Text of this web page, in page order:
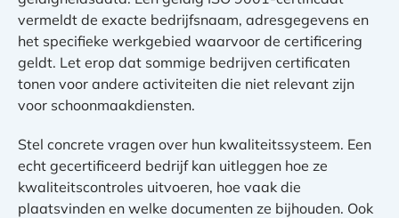
vermeldt de exacte bedrijfsnaam, adresgegevens en
het specifieke werkgebied waarvoor de certificering
geldt. Let erop dat sommige bedrijven certificaten
tonen voor andere activiteiten die niet relevant zijn
voor schoonmaakdiensten.
Stel concrete vragen over hun kwaliteitssysteem. Een
echt gecertificeerd bedrijf kan uitleggen hoe ze
kwaliteitscontroles uitvoeren, hoe vaak die
plaatsvinden en welke documenten ze bijhouden. Ook